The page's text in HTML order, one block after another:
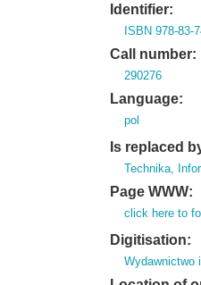
Identifier:
ISBN 978-83-
Call number:
290276
Language:
pol
Is replaced
Technika,
Page WWW:
click here to
Digitisation:
Wydawnictwo